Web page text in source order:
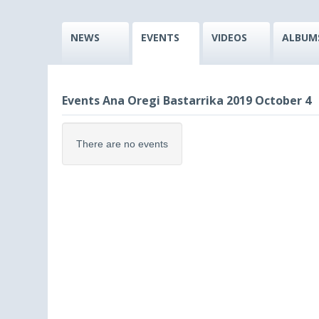
NEWS EVENTS VIDEOS
Events Ana Oregi Bastarrika 2019 October 4
There are no events